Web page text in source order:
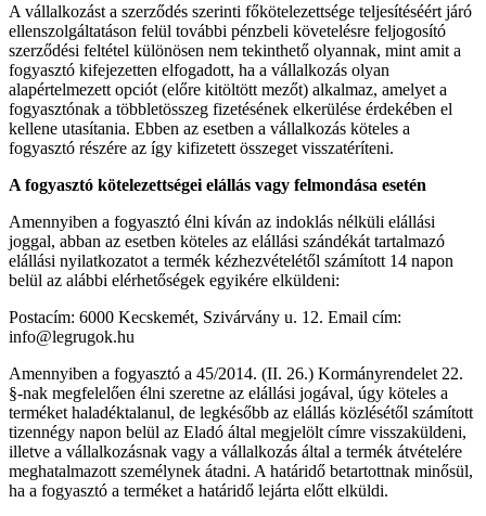
A vállalkozást a szerződés szerinti főkötelezettsége teljesítéséért járó
ellenszolgáltatáson felül további pénzbeli követelésre feljogosító
szerződési feltétel különösen nem tekinthető olyannak, mint amit a
fogyasztó kifejezetten elfogadott, ha a vállalkozás olyan
alapértelmezett opciót (előre kitöltött mezőt) alkalmaz, amelyet a
fogyasztónak a többletösszeg fizetésének elkerülése érdekében el
kellene utasítania. Ebben az esetben a vállalkozás köteles a
fogyasztó részére az így kifizetett összeget visszatéríteni.
A fogyasztó kötelezettségei elállás vagy felmondása esetén
Amennyiben a fogyasztó élni kíván az indoklás nélküli elállási
joggal, abban az esetben köteles az elállási szándékát tartalmazó
elállási nyilatkozatot a termék kézhezvételétől számított 14 napon
belül az alábbi elérhetőségek egyikére elküldeni:
Postacím: 6000 Kecskemét, Szivárvány u. 12. Email cím:
info@legrugok.hu
Amennyiben a fogyasztó a 45/2014. (II. 26.) Kormányrendelet 22.
§-nak megfelelően élni szeretne az elállási jogával, úgy köteles a
terméket haladéktalanul, de legkésőbb az elállás közlésétől számított
tizennégy napon belül az Eladó által megjelölt címre visszaküldeni,
illetve a vállalkozásnak vagy a vállalkozás által a termék átvételére
meghatalmazott személynek átadni. A határidő betartottnak minősül,
ha a fogyasztó a terméket a határidő lejárta előtt elküldi.